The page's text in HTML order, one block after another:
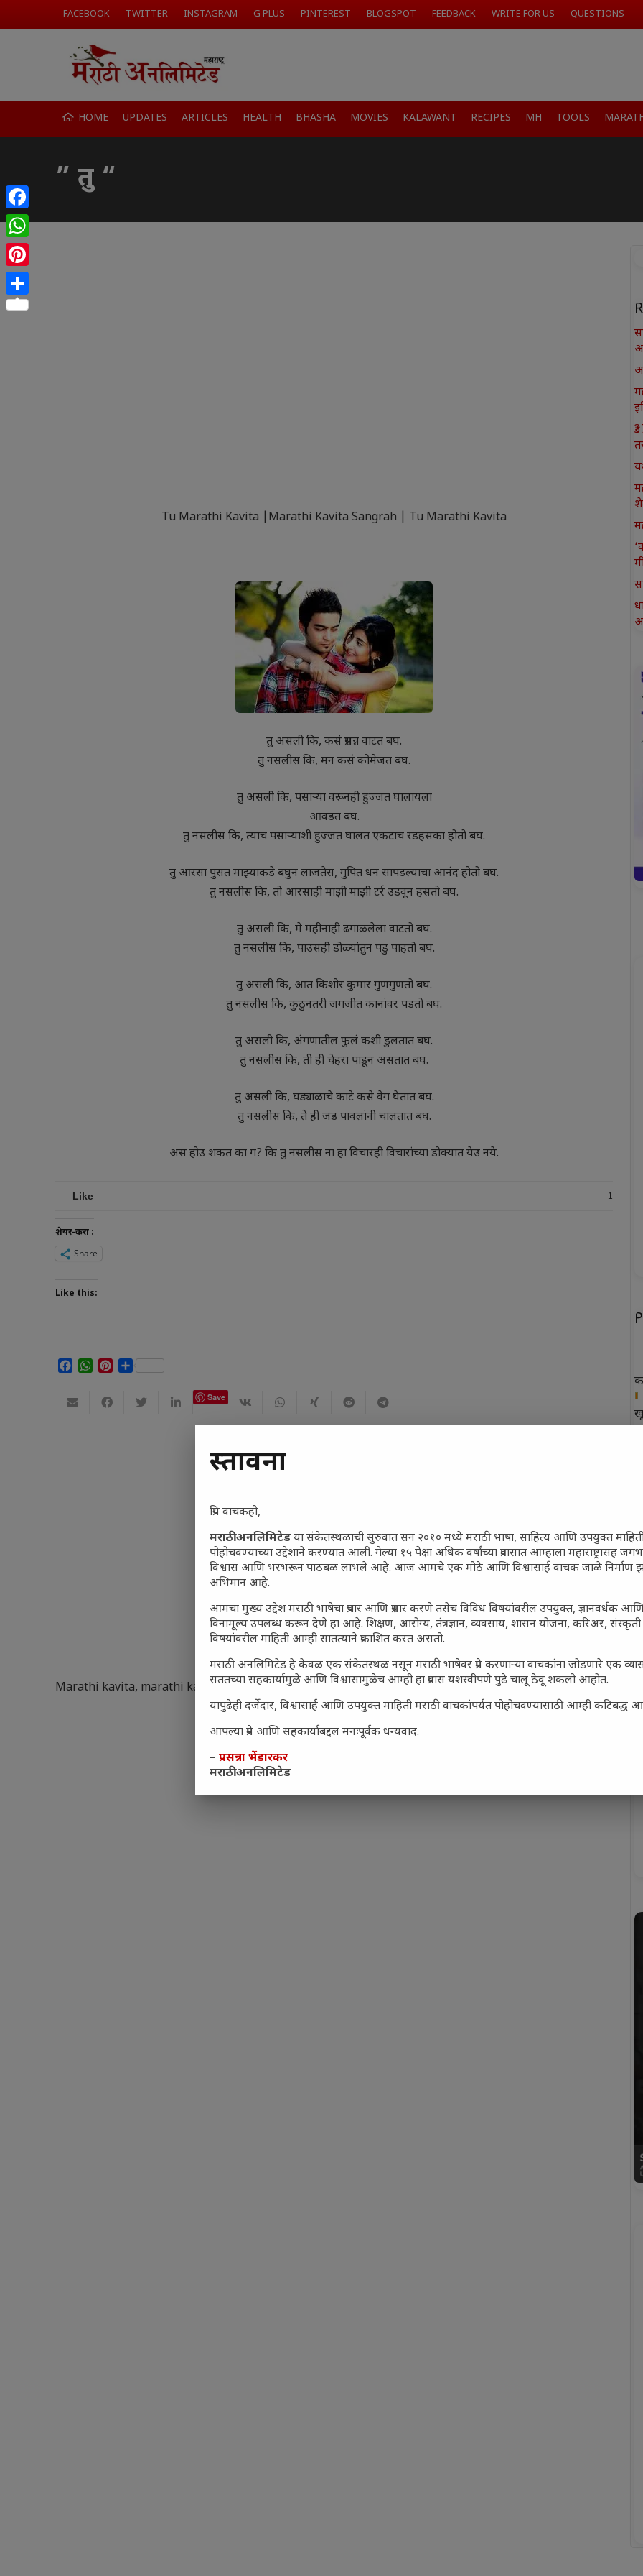
FACEBOOK TWITTER INSTAGRAM G PLUS PINTEREST BLOGSPOT FEEDBACK WRITE FOR US QUESTIONS
HOME UPDATES ARTICLES HEALTH BHASHA MOVIES KALAWANT RECIPES MH TOOLS
” तु “
Tu Marathi Kavita |Marathi Kavita Sangrah | Tu Marathi Kavita
तु असली कि, कसं प्रसन्न वाटत बघ.
तु नसलीस कि, मन कसं कोमेजत बघ.
तु असली कि, पसाऱ्या वरूनही हुज्जत घालायला
आवडत बघ.
तु नसलीस कि, त्याच पसाऱ्याशी हुज्जत घालत एकटाच रडहसका होतो बघ.
तु आरसा पुसत माझ्याकडे बघुन लाजतेस, गुपित धन सापडल्याचा आनंद होतो बघ.
तु नसलीस कि, तो आरसाही माझी माझी टर्र उडवून हसतो बघ.
तु असली कि, मे महीनाही ढगाळलेला वाटतो बघ.
तु नसलीस कि, पाउसही डोळ्यांतुन पडु पाहतो बघ.
तु असली कि, आत किशोर कुमार गुणगुणतो बघ.
तु नसलीस कि, कुठुनतरी जगजीत कानांवर पडतो बघ.
तु असली कि, अंगणातील फुलं कशी डुलतात बघ.
तु नसलीस कि, ती ही चेहरा पाडून असतात बघ.
तु असली कि, घड्याळाचे काटे कसे वेग घेतात बघ.
तु नसलीस कि, ते ही जड पावलांनी चालतात बघ.
अस होउ शकत का ग? कि तु नसलीस ना हा विचारही विचारांच्या डोक्यात येउ नये.
Like 1
शेयर-करा :
Share
Like this:
Facebook
WhatsApp
Pinterest
Share
Save
Marathi kavita, marathi kavita sangrah,Tu Marathi Kavita
Facebook
WhatsApp
Pinterest
Share
प्रस्तावना
प्रिय वाचकहो,
मराठी अनलिमिटेडया संकेतस्थळाची सुरुवात सन २०१० मध्ये मराठी भाषा, साहित्य आणि उपयुक्त
पोहोचवण्याच्या उद्देशाने करण्यात आली. गेल्या १५ पेक्षा अधिक वर्षांच्या प्रवासात आम्हाला महाराष्ट्रासह
विश्वास आणि भरभरून पाठबळ लाभले आहे. आज आमचे एक मोठे आणि विश्वासार्ह वाचक जाळे निर्माण
अभिमान आहे.
आमचा मुख्य उद्देश मराठी भाषेचा प्रचार आणि प्रसार करणे तसेच विविध विषयांवरील उपयुक्त, ज्ञानवर्धक
विनामूल्य उपलब्ध करून देणे हा आहे. शिक्षण, आरोग्य, तंत्रज्ञान, व्यवसाय, शासन योजना, करिअर,
विषयांवरील माहिती आम्ही सातत्याने प्रकाशित करत असतो.
मराठी अनलिमिटेड हे केवळ एक संकेतस्थळ नसून मराठी भाषेवर प्रेम करणाऱ्या वाचकांना जोडणारे एक
सततच्या सहकार्यामुळे आणि विश्वासामुळेच आम्ही हा प्रवास यशस्वीपणे पुढे चालू ठेवू शकलो आहोत.
यापुढेही दर्जेदार, विश्वासार्ह आणि उपयुक्त माहिती मराठी वाचकांपर्यंत पोहोचवण्यासाठी आम्ही कटिबद्ध
आपल्या प्रेम आणि सहकार्याबद्दल मनःपूर्वक धन्यवाद.
– प्रसन्ना भेंडारकर
मराठी अनलिमिटेड